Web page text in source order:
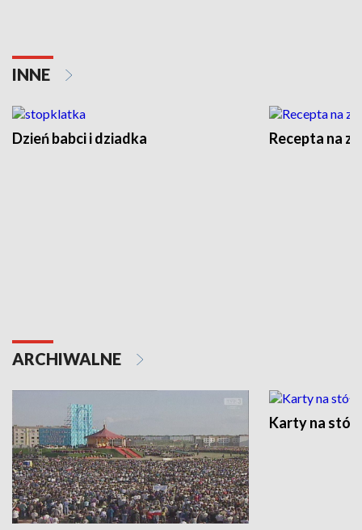
INNE
Dzień babci i dziadka Recepta na
ARCHIWALNE
Karty na